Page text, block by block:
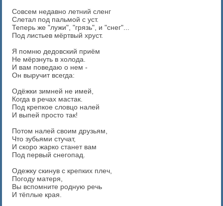
Совсем недавно летний сленг
Слетал под пальмой с уст.
Теперь же "лужи", "грязь", и "снег"...
Под листьев мёртвый хруст.
Я помню дедовский приём
Не мёрзнуть в холода.
И вам поведаю о нем -
Он выручит всегда:
Одёжки зимней не имей,
Когда в речах мастак.
Под крепкое словцо налей
И выпей просто так!
Потом налей своим друзьям,
Что зубьями стучат,
И скоро жарко станет вам
Под первый снегопад.
Одежку скинув с крепких плеч,
Погоду матеря,
Вы вспомните родную речь
И тёплые края.